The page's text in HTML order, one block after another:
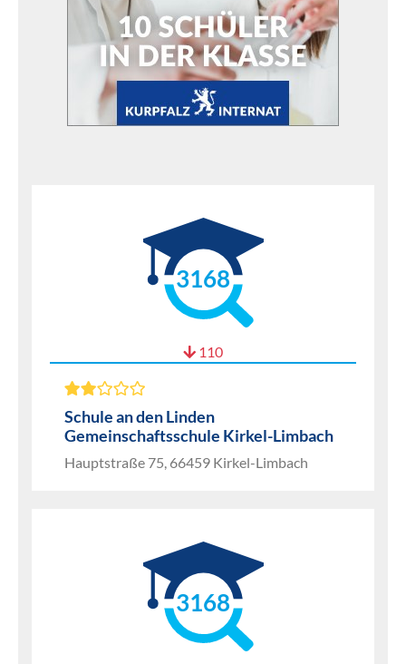
3168
110
Schule an den Linden
Gemeinschaftsschule Kirkel-Limbach
Hauptstraße 75, 66459 Kirkel-Limbach
3168